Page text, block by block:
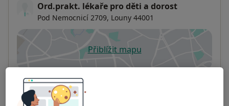
Ord.prakt. lékaře pro děti a dorost
Pod Nemocnicí 2709, Louny 44001
Přiblížit mapuse otevře v nové záložce
Dostupnost
Na této adrese online kalendář není aktivní
Co mám v takové situaci udělat?